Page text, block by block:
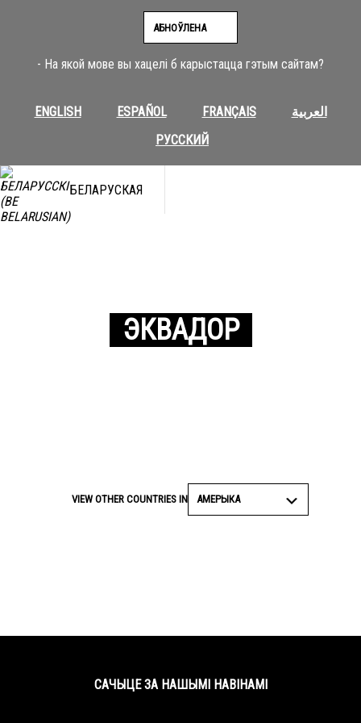
- На якой мове вы хацелі б карыстацца гэтым сайтам?
ENGLISH ESPAÑOL FRANÇAIS
العربية
РУССКИЙ
АБНОЎЛЕНА
БЕЛАРУСКАЯ
ЭКВАДОР
VIEW OTHER COUNTRIES IN АМЕРЫКА
САЧЫЦЕ ЗА НАШЫМІ НАВІНАМІ